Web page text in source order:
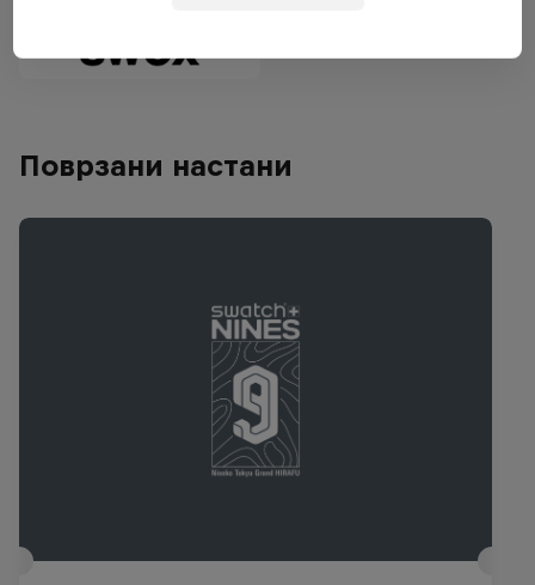
Поврзани настани